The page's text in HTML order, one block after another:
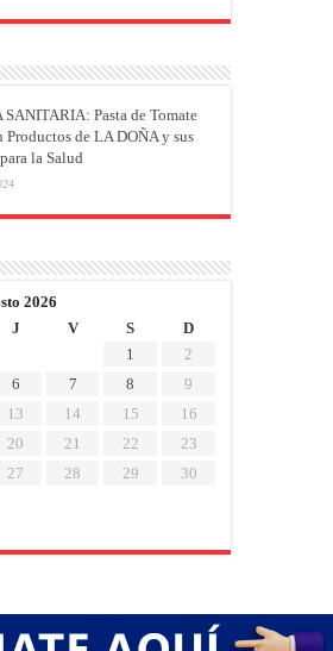
SANITARIA: Pasta de Tomate
Productos de LA DOÑA y sus
la Salud
2026
J V S
D
1
2
6 7 8
9
13 14 15
16
20 21 22
23
27 28 29
30